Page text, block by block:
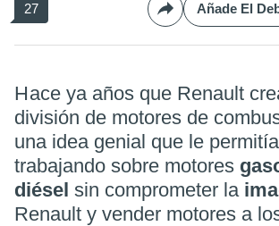
27 Compartir
Añade El
Hace ya años que Renault creaba la
división de motores de
una idea genial que le
trabajando sobre motores
diésel sin comprometer la
Renault y vender motores a